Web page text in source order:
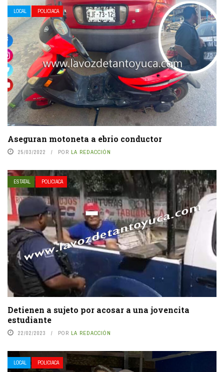
LOCAL POLICIACA
Aseguran motoneta a ebrio conductor
25/03/2022 POR LA REDACCIÓN
ESTATAL POLICIACA
Detienen a sujeto por acosar a una jovencita
estudiante
22/02/2023 POR LA REDACCIÓN
LOCAL POLICIACA